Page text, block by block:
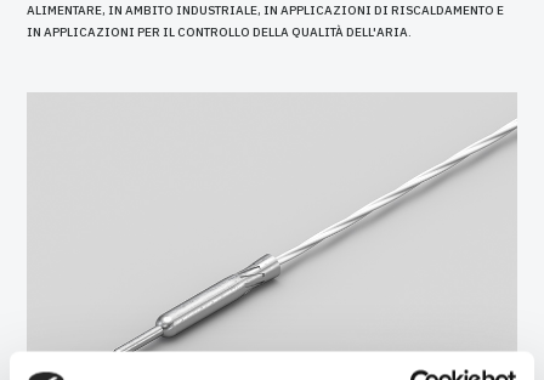
ALIMENTARE, IN AMBITO INDUSTRIALE, IN APPLICAZIONI DI RISCALDAMENTO E
IN APPLICAZIONI PER IL CONTROLLO DELLA QUALITÀ DELL'ARIA.